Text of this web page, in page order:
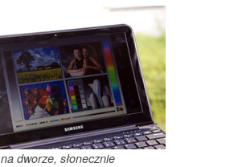
na dworze, słonecznie